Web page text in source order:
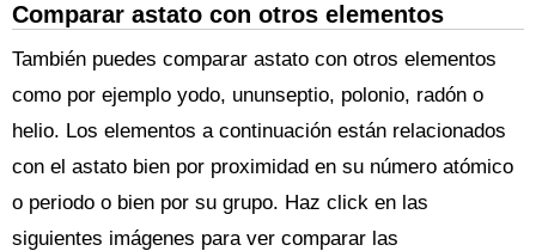
Comparar astato con otros elementos
También puedes comparar astato con otros elementos
como por ejemplo yodo, ununseptio, polonio, radón o
helio. Los elementos a continuación están relacionados
con el astato bien por proximidad en su número atómico
o periodo o bien por su grupo. Haz click en las
siguientes imágenes para ver comparar las